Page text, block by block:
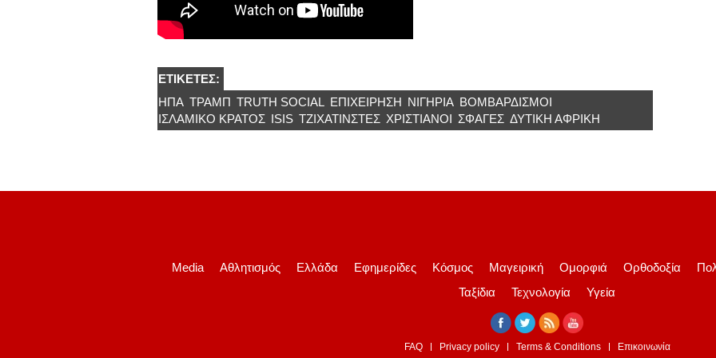
ΕΤΙΚΈΤΕΣ:
ΗΠΑ ΤΡΑΜΠ TRUTH SOCIAL ΕΠΙΧΕΙΡΗΣΗ ΝΙΓΗΡΊΑ ΒΟΜΒΑΡΔΙΣΜΟΊ
ΙΣΛΑΜΙΚΌ ΚΡΆΤΟΣ ISIS ΤΖΙΧΑΤΙΝΣΤΈΣ ΧΡΙΣΤΙΑΝΟΊ ΣΦΑΓΈΣ ΔΥΤΙΚΉ ΑΦΡΙΚΉ
Media Αθλητισμός Ελλάδα Εφημερίδες Κόσμος Μαγειρική Ομορφιά Ορθοδοξία
Ταξίδια
Τεχνολογία Υγεία
FAQ Privacy policy Terms & Conditions Επικοινωνία